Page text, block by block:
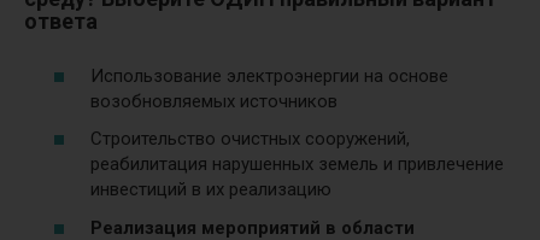
ответа
Использование электроэнергии на основе
возобновляемых источников
Строительство очистных сооружений,
реабилитация нарушенных земель и привлечение
инвестиций в их реализацию
Реализация мероприятий в области